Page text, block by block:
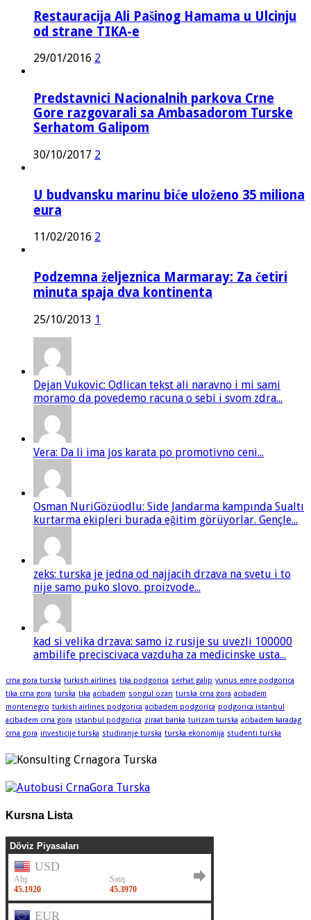
Restauracija Ali Pašinog Hamama u Ulcinju
od strane TIKA-e
29/01/2016 2
Predstavnici Nacionalnih parkova Crne
Gore razgovarali sa Ambasadorom Turske
Serhatom Galipom
30/10/2017 2
U budvansku marinu biće uloženo 35 miliona
eura
11/02/2016 2
Podzemna željeznica Marmaray: Za četiri
minuta spaja dva kontinenta
25/10/2013 1
Dejan Vukovic: Odlican tekst ali naravno i mi sami
moramo da povedemo racuna o sebi i svom zdra...
Vera: Da li ima jos karata po promotivno ceni...
Osman NuriGözüodlu: Side Jandarma kampında Sualtı
kurtarma ekipleri burada eğitim görüyorlar. Gençle...
zeks: turska je jedna od najjacih drzava na svetu i to
nije samo puko slovo. proizvode...
kad si velika drzava: samo iz rusije su uvezli 100000
ambilife preciscivaca vazduha za medicinske usta...
crna gora turska turkish airlines tika podgorica serhat galip yunus emre podgorica
tika crna gora turska tika acibadem songul ozan turska crna gora acibadem
montenegro turkish airlines podgorica acibadem podgorica podgorica istanbul
acibadem crna gora istanbul podgorica ziraat banka turizam turska acibadem karadag
crna gora investicije turska studiranje turska turska ekonomija studenti turska
Kursna Lista